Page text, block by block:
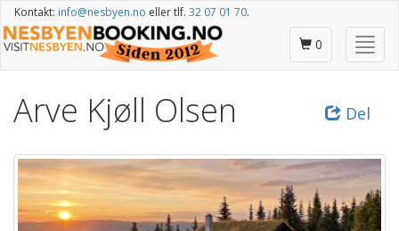
til
hovedinnhold
Kontakt: info@nesbyen.no eller tlf. 32 07 01 70.
Skjul
/
0
Del
Arve Kjøll Olsen